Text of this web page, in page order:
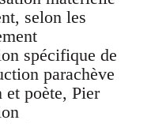
selon les
spécifique de
parachève
et poète, Pier